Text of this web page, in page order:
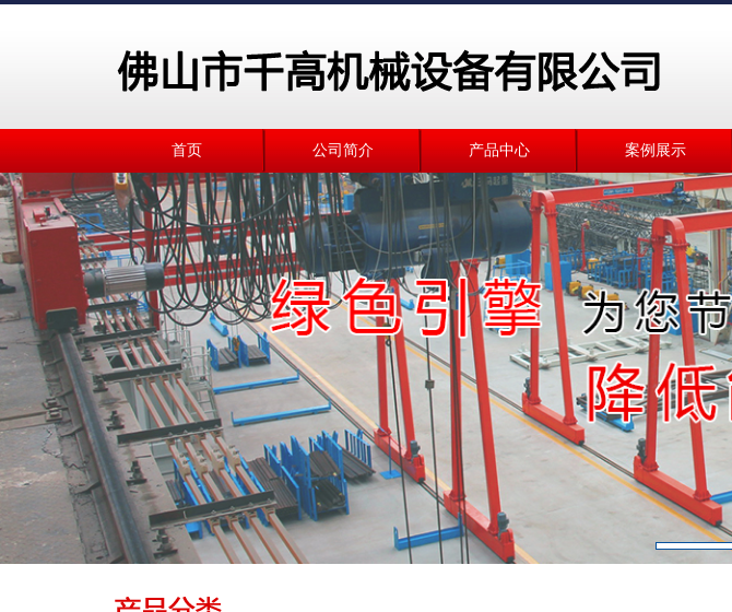
首页 公司简介 产品中心 案例展示